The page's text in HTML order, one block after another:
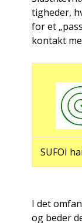
tig­he­der,
for et
kon­takt
SUFOI
I det
og beder